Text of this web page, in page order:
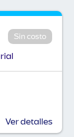
Sin costo
Ver detalles